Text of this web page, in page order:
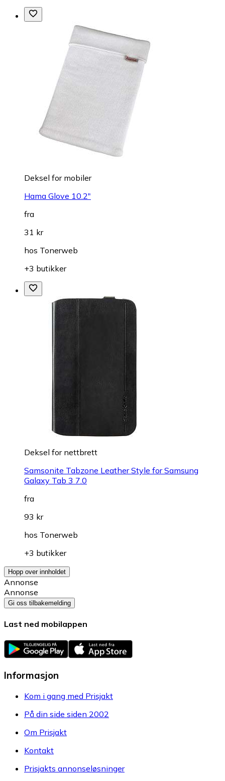
Deksel for mobiler
Hama Glove 10.2"
fra
31 kr
hos Tonerweb
+3 butikker
Deksel for nettbrett
Samsonite Tabzone Leather Style for Samsung
Galaxy Tab 3 7.0
fra
93 kr
hos Tonerweb
+3 butikker
Hopp over innholdet
Annonse
Annonse
Gi oss tilbakemelding
Last ned mobilappen
Informasjon
Kom i gang med Prisjakt
På din side siden 2002
Om Prisjakt
Kontakt
Prisjakts annonseløsninger